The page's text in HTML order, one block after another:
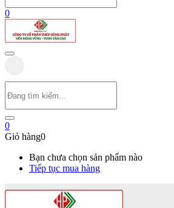
0
0
Giỏ hàng0
Bạn chưa chọn sản phẩm nào
Tiếp tục mua hàng